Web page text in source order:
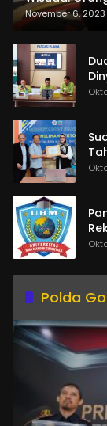
dan
November 6, 2023
Polda